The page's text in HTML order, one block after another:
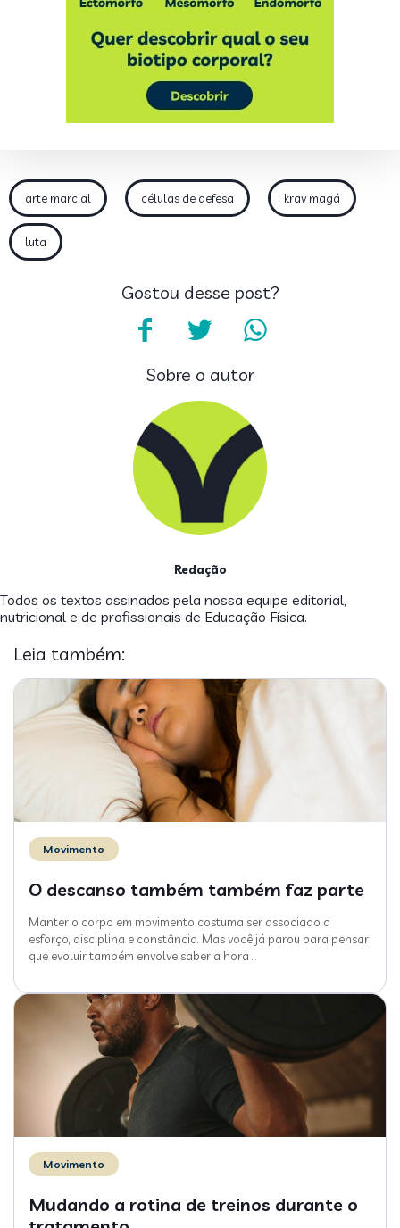
arte marcial células de defesa krav magá
luta
Gostou desse post?
Sobre o autor
Redação
Todos os textos assinados pela nossa equipe editorial,
nutricional e de profissionais de Educação Física.
Leia também:
Movimento
O descanso também também faz parte
Manter o corpo em movimento costuma ser associado a
esforço, disciplina e constância. Mas você já parou para pensar
que evoluir também envolve saber a hora
Movimento
Mudando a rotina de treinos durante o